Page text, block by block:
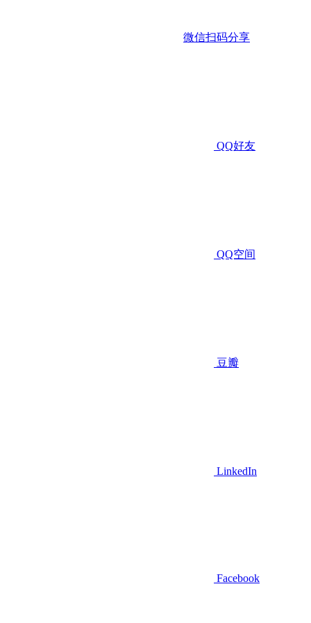
微信扫码分享
QQ好友
QQ空间
豆瓣
LinkedIn
Facebook